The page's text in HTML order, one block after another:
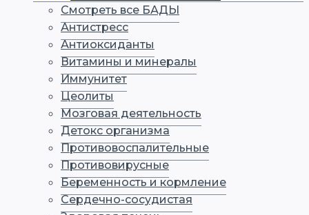
Смотреть все БАДЫ
Антистресс
Антиоксиданты
Витамины и минералы
Иммунитет
Цеолиты
Мозговая деятельность
Детокс организма
Противовоспалительные
Противовирусные
Беременность и кормление
Сердечно-сосудистая